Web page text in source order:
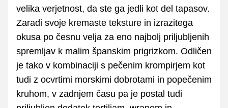
velika verjetnost, da ste ga jedli kot del tapasov.
Zaradi svoje kremaste teksture in izrazitega
okusa po česnu velja za eno najbolj priljubljenih
spremljav k malim španskim prigrizkom. Odličen
je tako v kombinaciji s pečenim krompirjem kot
tudi z ocvrtimi morskimi dobrotami in popečenim
kruhom, v zadnjem času pa je postal tudi